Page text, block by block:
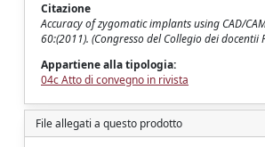
Citazione
Accuracy of zygomatic implants using CAD/
60:(2011). (Congresso del Collegio dei
Appartiene alla tipologia:
04c Atto di convegno in rivista
File allegati a questo prodotto